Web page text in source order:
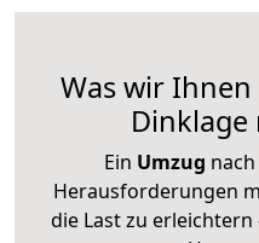
Was wir
Dinklage
Ein Umzug
Herausforderungen
die Last zu